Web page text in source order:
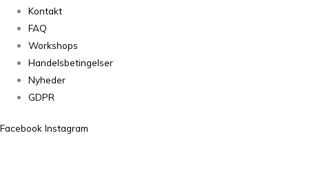
Kontakt
FAQ
Workshops
Handelsbetingelser
Nyheder
GDPR
Facebook Instagram